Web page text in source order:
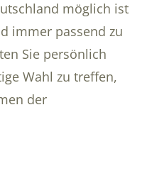
möglich ist
immer passend zu
Sie persönlich
Wahl zu treffen,
der